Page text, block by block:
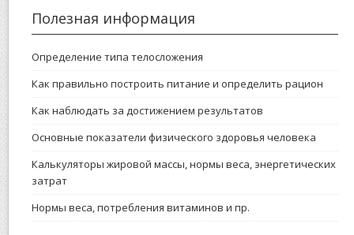
Полезная информация
Определение типа телосложения
Как правильно построить питание и определить рацион
Как наблюдать за достижением результатов
Основные показатели физического здоровья человека
Калькуляторы жировой массы, нормы веса, энергетических
затрат
Нормы веса, потребления витаминов и пр.